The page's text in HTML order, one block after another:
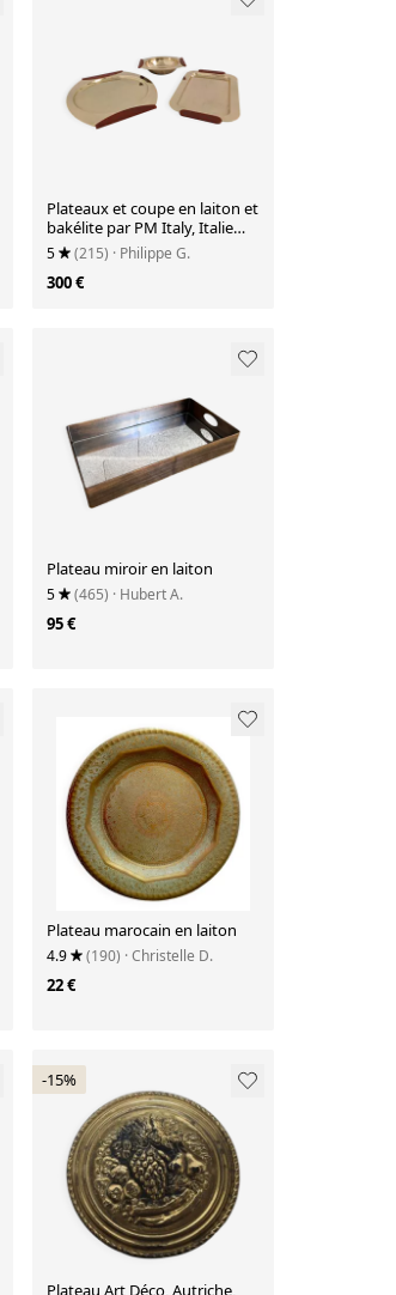
Plateaux et coupe en laiton et
bakélite par PM Italy, Italie
vers 1970
5 (215) · Philippe G.
300 €
Plateau miroir en laiton
5 (465) · Hubert A.
95 €
Plateau marocain en laiton
4.9 (190) · Christelle D.
22 €
-15%
Plateau Art Déco, Autriche,